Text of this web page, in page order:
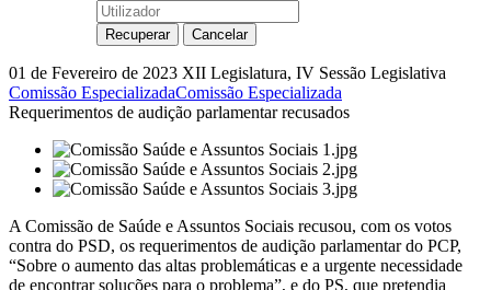
01 de Fevereiro de 2023 XII Legislatura, IV Sessão Legislativa
Comissão EspecializadaComissão Especializada
Requerimentos de audição parlamentar recusados
A Comissão de Saúde e Assuntos Sociais recusou, com os votos
contra do PSD, os requerimentos de audição parlamentar do PCP,
“Sobre o aumento das altas problemáticas e a urgente necessidade
de encontrar soluções para o problema”, e do PS, que pretendia